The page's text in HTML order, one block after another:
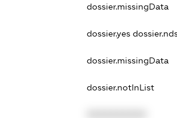
dossier.missingData
dossier.yes
dossier.missingData
dossier.notInList